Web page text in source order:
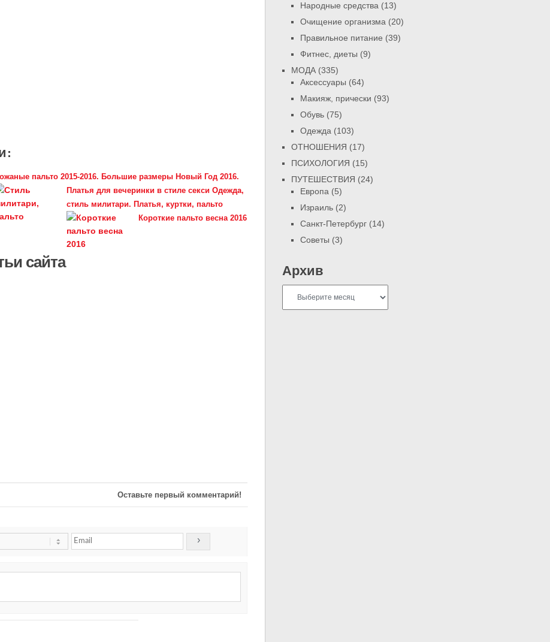
пальто 2015-2016. Большие размеры Новый Год 2016.
Платья для вечеринки в стиле секси Одежда,
стиль милитари. Платья, куртки, пальто
Короткие пальто весна 2016
сайта
Оставьте первый комментарий!
Народные средства (13)
Очищение организма (20)
Правильное питание (39)
Фитнес, диеты (9)
МОДА (335)
Аксессуары (64)
Макияж, прически (93)
Обувь (75)
Одежда (103)
ОТНОШЕНИЯ (17)
ПСИХОЛОГИЯ (15)
ПУТЕШЕСТВИЯ (24)
Европа (5)
Израиль (2)
Санкт-Петербург (14)
Советы (3)
Архив